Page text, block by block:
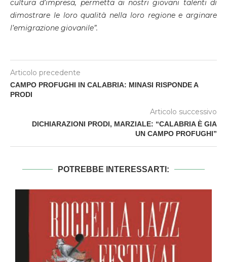
cultura d’impresa, permetta ai nostri giovani talenti di
dimostrare le loro qualità nella loro regione e arginare
l’emigrazione giovanile”.
Articolo precedente
CAMPO PROFUGHI IN CALABRIA: MINASI RISPONDE A
PRODI
Articolo successivo
DICHIARAZIONI PRODI, MARZIALE: “CALABRIA È GIA
UN CAMPO PROFUGHI”
POTREBBE INTERESSARTI: